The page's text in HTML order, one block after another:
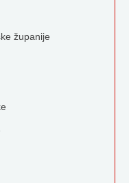
županije